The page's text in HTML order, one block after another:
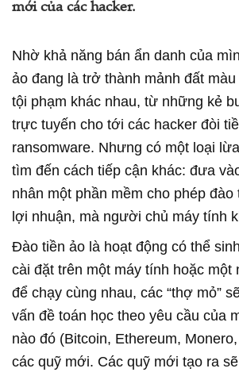
mới của các hacker.
Nhờ khả năng bán ẩn danh của
ảo đang là trở thành mảnh đất
tội phạm khác nhau, từ những kẻ
trực tuyến cho tới các hacker đòi
ransomware. Nhưng có một loại
tìm đến cách tiếp cận khác: đưa
nhân một phần mềm cho phép đào
lợi nhuận, mà người chủ máy tính
Đào tiền ảo là hoạt động có thể
cài đặt trên một máy tính hoặc một
để chạy cùng nhau, các “thợ mỏ”
vấn đề toán học theo yêu cầu của
nào đó (Bitcoin, Ethereum,
các quỹ mới. Các quỹ mới tạo ra